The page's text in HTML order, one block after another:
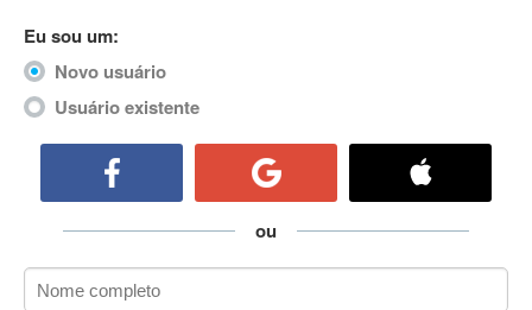
ActiveX
ActiveX Data Objects (ADO)
Ada
Adianti Framework
Administração
Administração Acadêmica
Administração de Artistas e Repertórios
Administração de Banco de Dados
Eu sou um:
Novo usuário
Usuário existente
ou